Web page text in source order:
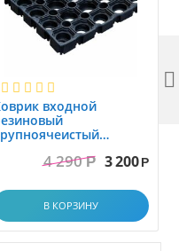
вxодной
1.0x1.5 м4 290 Р 3 200 Р
В КОРЗИНУ
